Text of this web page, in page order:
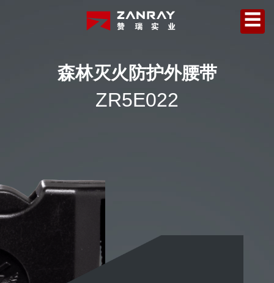
☰
森林灭火防护外腰带
ZR5E022